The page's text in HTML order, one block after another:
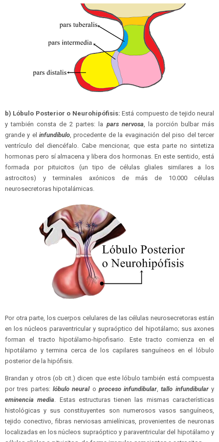
b) Lóbulo Posterior o Neurohipófisis: Está compuesto de tejido neural
y también consta de 2 partes: la pars nervosa, la porción bulbar más
grande y elinfundíbulo, procedente de la evaginación del piso del tercer
ventrículo del diencéfalo. Cabe mencionar, que esta parte no sintetiza
hormonas pero sí almacena y libera dos hormonas. En este sentido, está
formada por pituicitos (un tipo de células gliales similares a los
astrocitos) y terminales axónicos de más de 10.000 células
neurosecretoras hipotalámicas.
Por otra parte, los cuerpos celulares de las células neurosecretoras están
en los núcleos paraventricular y supraóptico del hipotálamo; sus axones
forman el tracto hipotálamo-hipofisario. Este tracto comienza en el
hipotálamo y termina cerca de los capilares sanguíneos en el lóbulo
posterior de la hipófisis.
Brandan y otros (ob cit.) dicen que este lóbulo también está compuesta
por tres partes: lóbulo neuralo proceso infundibular,tallo infundibulary
eminencia media. Estas estructuras tienen las mismas características
histológicas y sus constituyentes son numerosos vasos sanguíneos,
tejido conectivo, fibras nerviosas amielínicas, provenientes de neuronas
localizadas en los núcleos supraóptico y paraventricular del hipotálamo y